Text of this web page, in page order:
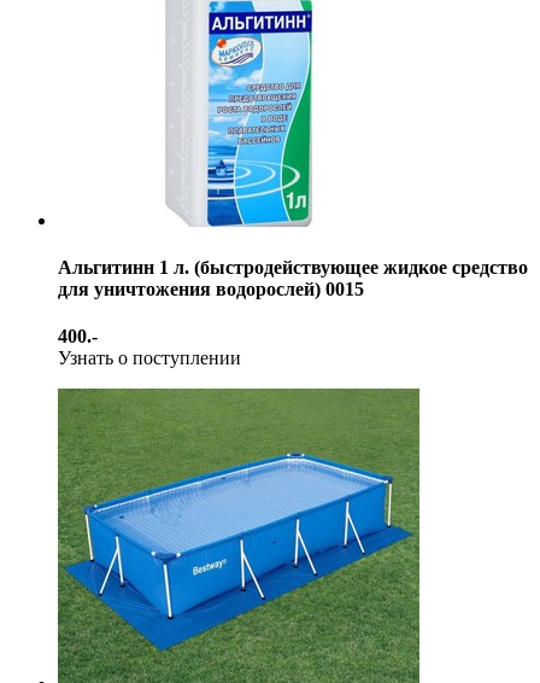
Альгитинн 1 л. (быстродействующее жидкое средство
для уничтожения водорослей) 0015
400.-
Узнать о поступлении